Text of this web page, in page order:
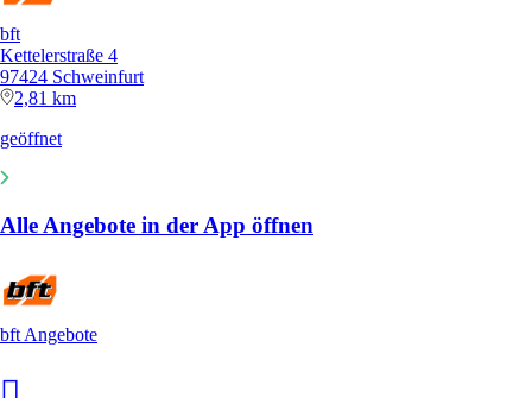
bft
Kettelerstraße 4
97424 Schweinfurt
2,81 km
geöffnet
Alle Angebote in der App öffnen
bft Angebote